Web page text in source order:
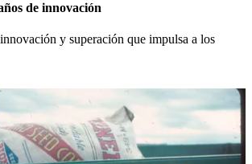
de innovación
y superación que impulsa a los